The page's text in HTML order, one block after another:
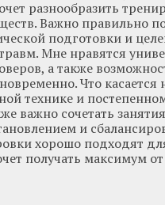
разнообразить
Важно правильно
подготовки и
Мне нравятся
а также
Что касается
технике и
важно сочетать
и
хорошо подходят
получать максимум